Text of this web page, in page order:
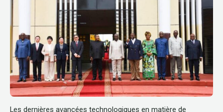
Les dernières avancées technologiques en matière de